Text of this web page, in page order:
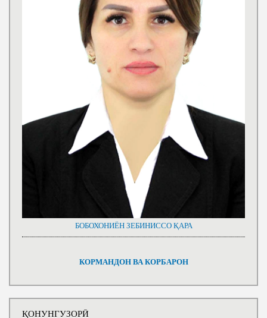
БОБОХОНИЁН ЗЕБИНИССО ҚАРА
КОРМАНДОН ВА КОРБАРОН
ҚОНУНГУЗОРӢ